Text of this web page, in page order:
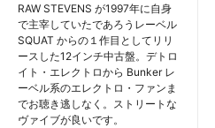
RAW STEVENS が1997年に自身
で主宰していたであろうレーベル
SQUAT からの１作目としてリリ
ースした12インチ中古盤。デトロ
イト・エレクトロから Bunker レ
ーベル系のエレクトロ・ファンま
でお聴き逃しなく。ストリートな
ヴァイブが良いです。